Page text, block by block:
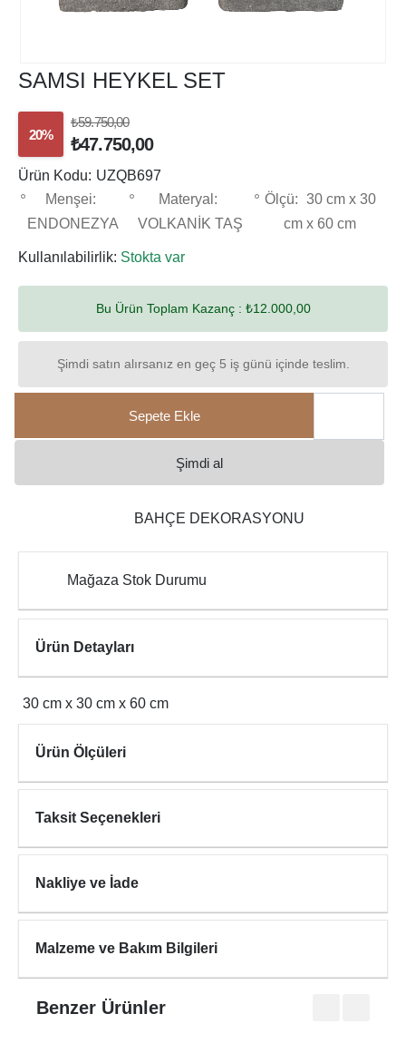
SAMSI HEYKEL SET
20%
₺59.750,00
₺47.750,00
Ürün Kodu: UZQB697
Menşei:
ENDONEZYA
Materyal:
VOLKANİK TAŞ
Ölçü: 30 cm x 30
cm x 60 cm
Kullanılabilirlik: Stokta var
Bu Ürün Toplam Kazanç : ₺12.000,00
Şimdi satın alırsanız en geç 5 iş günü içinde teslim.
Sepete Ekle
Şimdi al
BAHÇE DEKORASYONU
Mağaza Stok Durumu
Ürün Detayları
30 cm x 30 cm x 60 cm
Ürün Ölçüleri
Taksit Seçenekleri
Nakliye ve İade
Malzeme ve Bakım Bilgileri
Benzer Ürünler